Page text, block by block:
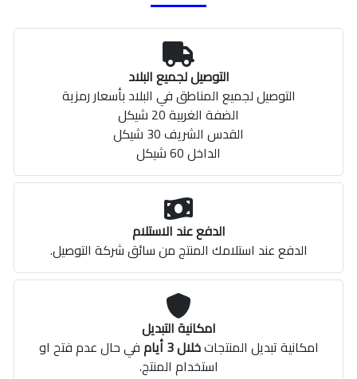
التوصيل لجميع البلاد
التوصيل لجميع المناطق في البلاد بأسعار رمزية
الضفة الغربية 20 شيكل
القدس الشريف 30 شيكل
الداخل 60 شيكل
الدفع عند الاستلام
الدفع عند استلامك المنتج من سائق شركة التوصيل.
امكانية التبديل
امكانية تبديل المنتجاتخلال 3 أيام
في حال عدم فتح او
استخدام المنتج.